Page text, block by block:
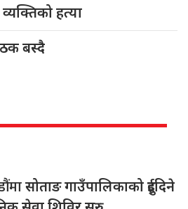
हत्या
बस्दै
सोताङ गाउँपालिकाको दुईदिने